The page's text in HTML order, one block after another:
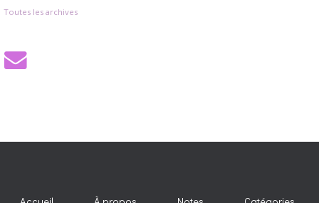
Toutes les archives